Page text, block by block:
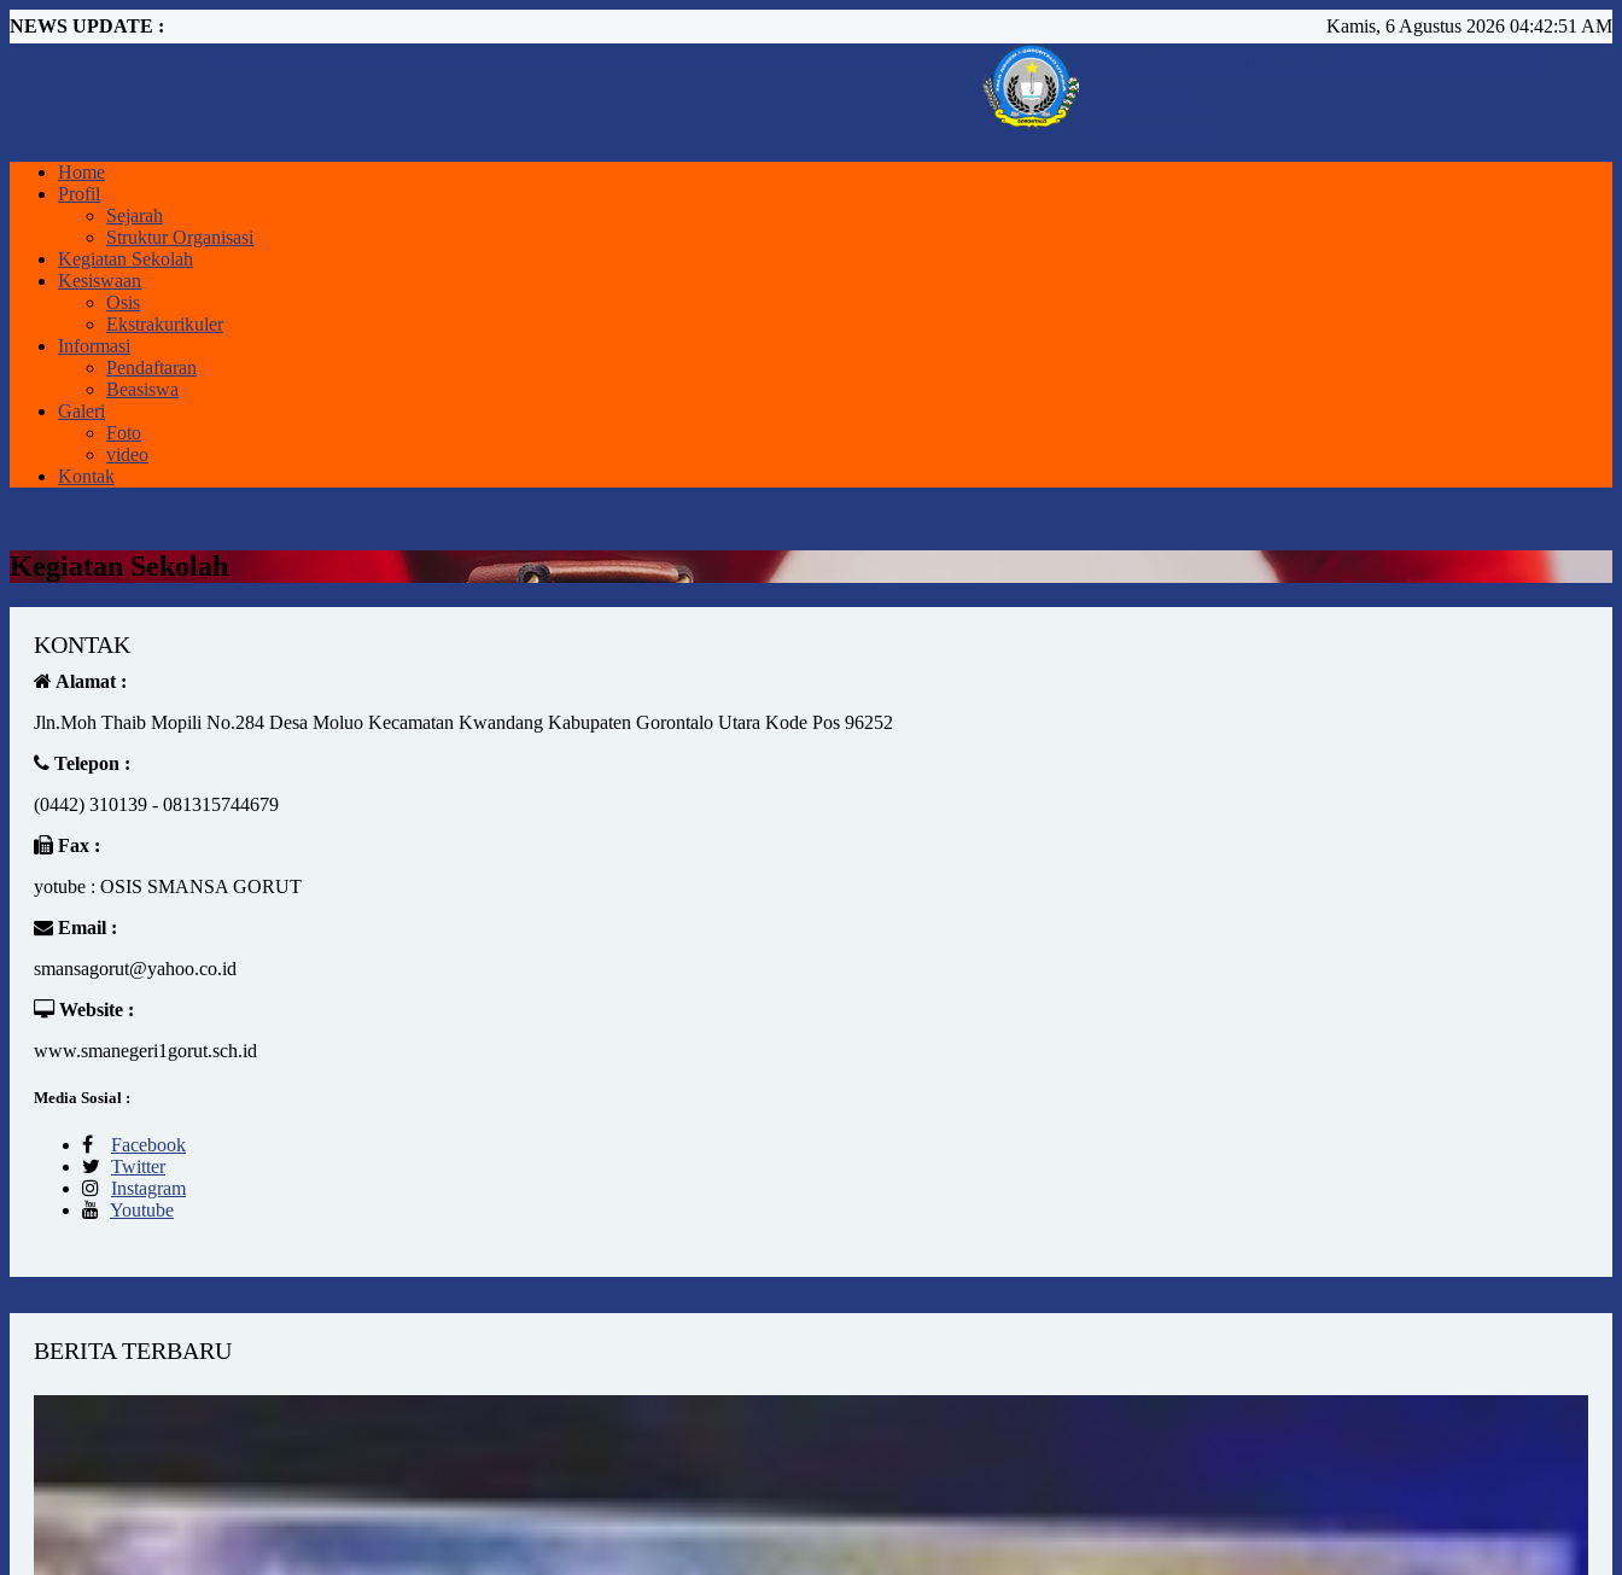
NEWS UPDATE :
ASESMEN PERANGKAT PEMBELAJARAN DENGAN PENDEKATAN PEMBELAJARA...
Pembukaan MPLS Ramah Tahun Pelajaran 2026/2027 SMA Negeri 1 ...
Kamis, 6 Agustus 2026 04:42:54 AM
Home
Profil
Sejarah
Struktur Organisasi
Kegiatan Sekolah
Kesiswaan
Osis
Ekstrakurikuler
Informasi
Pendaftaran
Beasiswa
Galeri
Foto
video
Kontak
Kegiatan Sekolah
KONTAK
Alamat :
Jln.Moh Thaib Mopili No.284 Desa Moluo Kecamatan Kwandang Kabupaten Gorontalo Utara Kode Pos 96252
Telepon :
(0442) 310139 - 081315744679
Fax :
yotube : OSIS SMANSA GORUT
Email :
smansagorut@yahoo.co.id
Website :
www.smanegeri1gorut.sch.id
Media Sosial :
Facebook
Twitter
Instagram
Youtube
BERITA TERBARU